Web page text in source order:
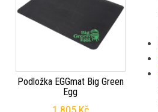
Podložka EGGmat Big Green
Egg